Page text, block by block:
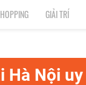
GIẢI TRÍ
Hà Nội